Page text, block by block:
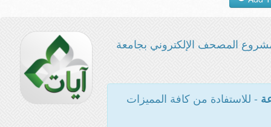
المصحف الإلكتروني بجامعة
- للاستفادة من كافة المميزات